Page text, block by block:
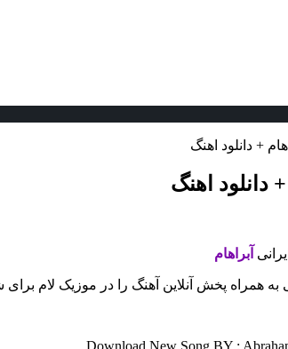
+ دانلود اهنگ
دانلود اهنگ
آبراهام
همراه پخش آنلاین آهنگ را در موزیک لام
Download New Song BY :